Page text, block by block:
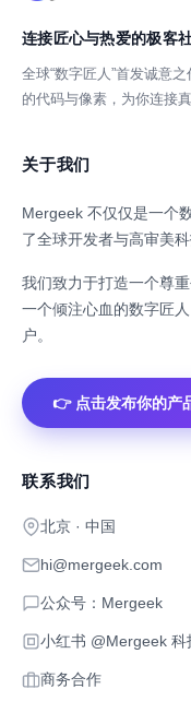
连接匠心与热爱的极客社
全球“数字匠人”首发诚意
的代码与像素，为你连接
关于我们
Mergeek 不仅仅是一个
了全球开发者与高审美
我们致力于打造一个尊
一个倾注心血的数字匠
户。
👉 点击发布你的产
联系我们
北京 · 中国
hi@mergeek.com
公众号：Mergeek
小红书 @Mergeek 科
商务合作